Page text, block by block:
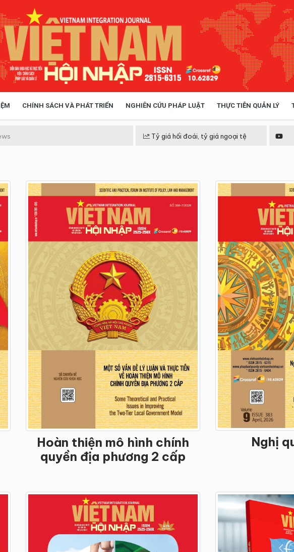
CHÍNH SÁCH VÀ PHÁT TRIỂN NGHIÊN CỨU PHÁP LUẬT THỰC TIỄN QUẢN LÝ
QUẢN LÝ VIỆT NAM ĐIỂM ĐẾN THỰC
Tỷ giá hối đoái, tỷ giá ngoại tệ
Hoàn thiện mô hình chính
quyền địa phương 2 cấp
Nghị